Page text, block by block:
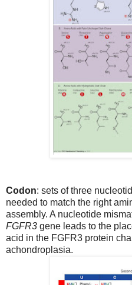
Codon: sets of three
needed to match the right
assembly. A nucleotide
FGFR3 gene leads to the
acid in the FGFR3 protein
achondroplasia.